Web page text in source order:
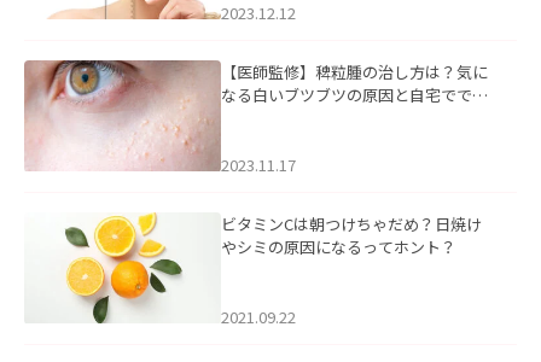
2023.12.12
【医師監修】稗粒腫の治し方は？気に
なる白いブツブツの原因と自宅ででき
2023.11.17
ビタミンCは朝つけちゃだめ？日焼け
やシミの原因になるってホント？
2021.09.22